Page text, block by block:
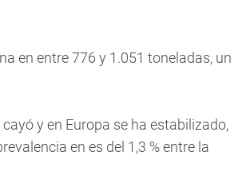
en entre 776 y 1.051 toneladas, un
y en Europa se ha estabilizado,
en es del 1,3 % entre la